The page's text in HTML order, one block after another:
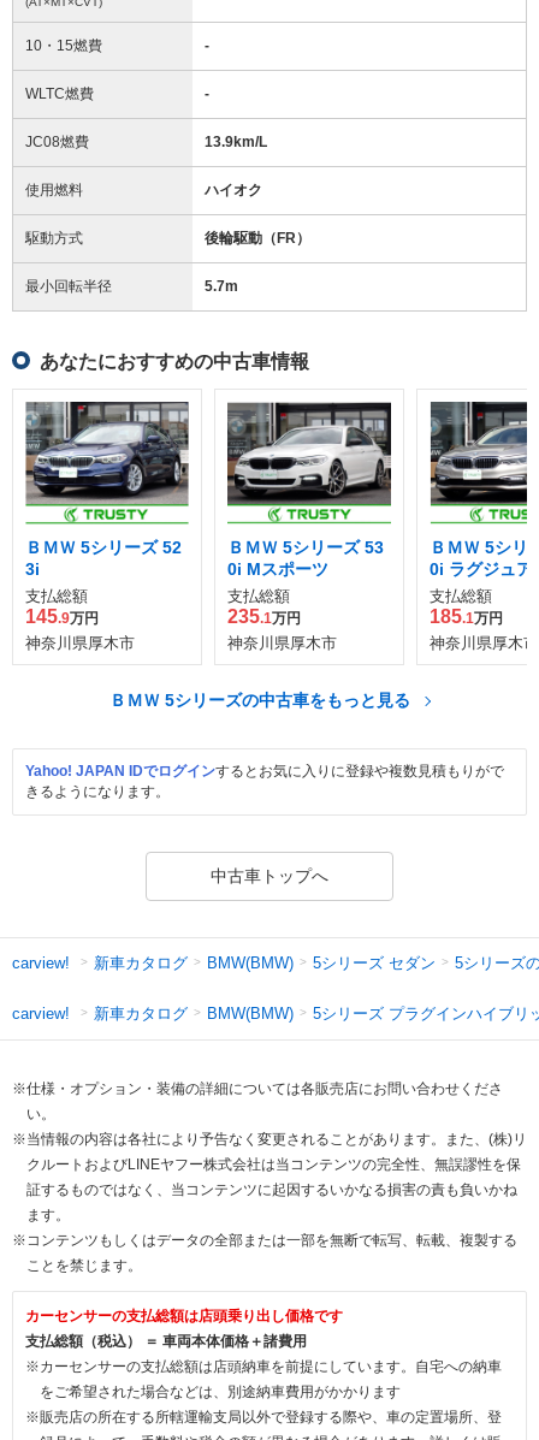
10・15燃費 -
WLTC燃費 -
JC08燃費 13.9km/L
使用燃料 ハイオク
駆動方式 後輪駆動（FR）
最小回転半径 5.7m
あなたにおすすめの中古車情報
ＢＭＷ 5シリーズ 52
3i
支払総額
145.9万円
神奈川県厚木市
ＢＭＷ 5シリーズ 53
0i Mスポーツ
支払総額
235.1万円
神奈川県厚木市
ＢＭＷ 5シリ
0i ラグジュア
支払総額
185.1万円
神奈川県厚木市
ＢＭＷ 5シリーズの中古車をもっと見る
Yahoo! JAPAN IDでログインするとお気に入りに登録や複数見積もりがで
きるようになります。
中古車トップへ
carview! 新車カタログ BMW(BMW) 5シリーズ セダン 5シリーズ
carview! 新車カタログ BMW(BMW) 5シリーズ プラグインハイブリ
※仕様・オプション・装備の詳細については各販売店にお問い合わせくださ
い。
※当情報の内容は各社により予告なく変更されることがあります。また、(株)リ
クルートおよびLINEヤフー株式会社は当コンテンツの完全性、無誤謬性を保
証するものではなく、当コンテンツに起因するいかなる損害の責も負いかね
ます。
※コンテンツもしくはデータの全部または一部を無断で転写、転載、複製する
ことを禁じます。
カーセンサーの支払総額は店頭乗り出し価格です
支払総額（税込） ＝ 車両本体価格＋諸費用
※カーセンサーの支払総額は店頭納車を前提にしています。自宅への納車
をご希望された場合などは、別途納車費用がかかります
※販売店の所在する所轄運輸支局以外で登録する際や、車の定置場所、登